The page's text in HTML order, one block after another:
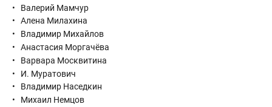
Валерий Мамчур
Алена Милахина
Владимир Михайлов
Анастасия Моргачёва
Варвара Москвитина
И. Муратович
Владимир Наседкин
Михаил Немцов